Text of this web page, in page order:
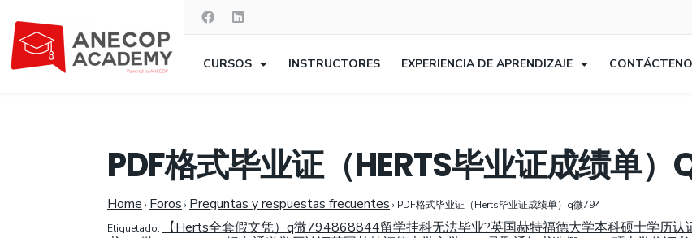
CURSOS INSTRUCTORES EXPERIENCIA DE APRENDIZAJE
PDF格式毕业证（HERTS毕业证成绩单）
Home › Foros › Preguntas y respuestas frecuentes › PDF格式毕业证（Herts毕业证成绩单）q微794
Etiquetado:
【Herts全套假文凭）q微794868844留学挂科无法毕业?英国赫特福德大学本科硕士学历